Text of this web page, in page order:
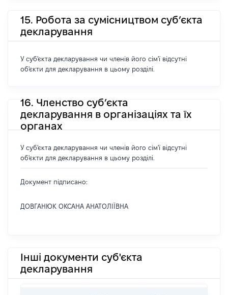
15. Робота за сумісництвом суб’єкта
декларування
У суб'єкта декларування чи членів його сім'ї відсутні
об'єкти для декларування в цьому розділі.
16. Членство суб’єкта
декларування в організаціях та їх
органах
У суб'єкта декларування чи членів його сім'ї відсутні
об'єкти для декларування в цьому розділі.
Документ підписано:
ДОВГАНЮК ОКСАНА АНАТОЛІЇВНА
Інші документи суб'єкта
декларування